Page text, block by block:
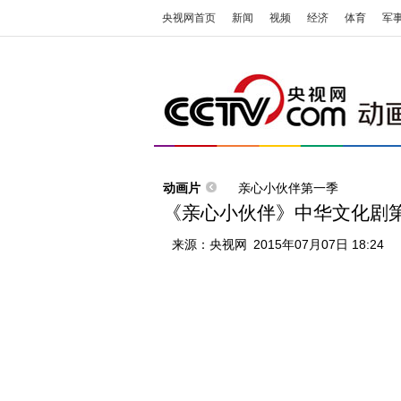
央视网首页 新闻 视频 经济 体育 军
动画片 亲心小伙伴第一季
《亲心小伙伴》中华文化
来源： 央视网 2015年07月07日 18:24